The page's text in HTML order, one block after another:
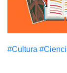
#Cultura